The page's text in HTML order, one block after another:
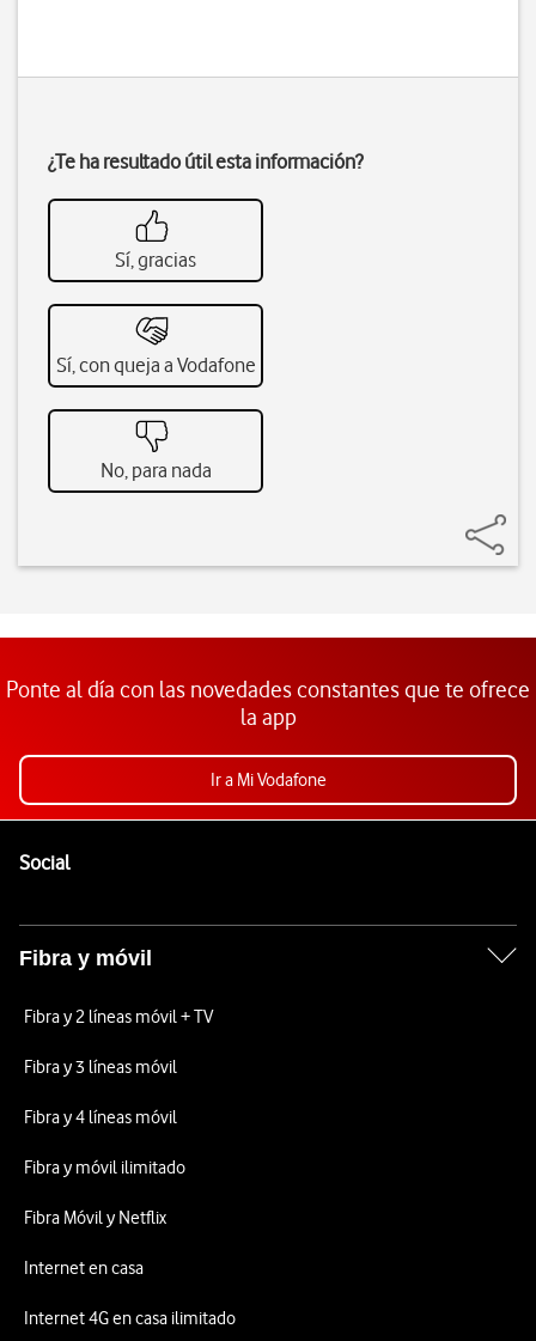
¿Te ha resultado útil esta información?
Sí, gracias
Sí, con queja a Vodafone
No, para nada
Ponte al día con las novedades constantes que te ofrece
la app
Ir a Mi Vodafone
SocialEnlaces a las redes sociales de Vodafone
Fibra y móvil
Fibra y 2 líneas móvil + TV
Fibra y 3 líneas móvil
Fibra y 4 líneas móvil
Fibra y móvil ilimitado
Fibra Móvil y Netflix
Internet en casa
Internet 4G en casa ilimitado